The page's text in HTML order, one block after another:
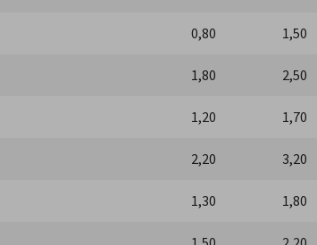
0,80 1,50
1,80 2,50
1,20 1,70
2,20 3,20
1,30 1,80